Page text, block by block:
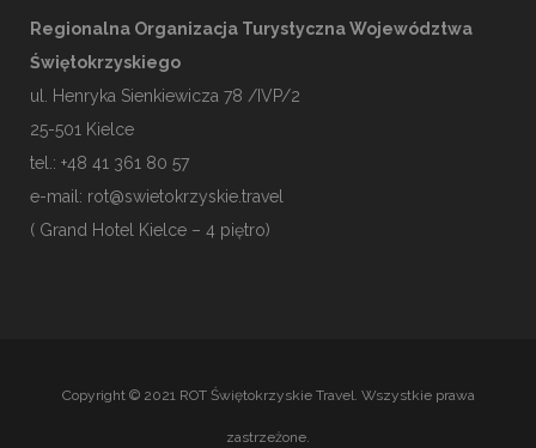
Regionalna Organizacja Turystyczna Województwa
Świętokrzyskiego
ul. Henryka Sienkiewicza 78 /IVP/2
25-501 Kielce
tel.: +48 41 361 80 57
e-mail: rot@swietokrzyskie.travel
( Grand Hotel Kielce – 4 piętro)
Copyright © 2021 ROT Świętokrzyskie Travel. Wszystkie prawa
zastrzeżone.